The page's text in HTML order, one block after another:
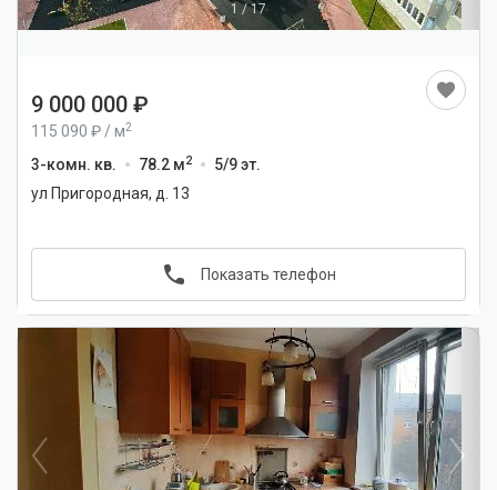
1 /17
9 000 000
115 090 / м2
3-комн. кв. 78.2 м2
5/9 эт.
ул Пригородная, д. 13
Показать телефон